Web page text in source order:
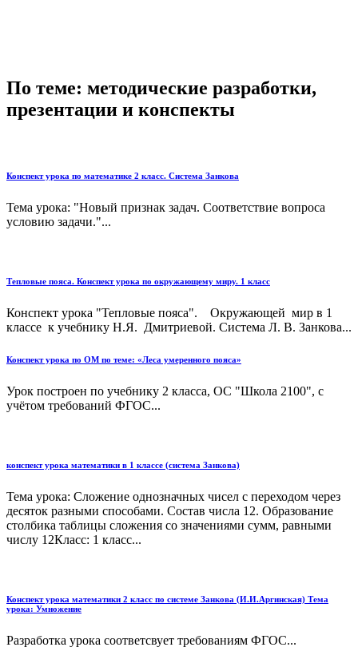
По теме: методические разработки,
презентации и конспекты
Конспект урока по математике 2 класс. Система Занкова
Тема урока: "Новый признак задач. Соответствие вопроса
условию задачи."...
Тепловые пояса. Конспект урока по окружающему миру. 1 класс
Конспект урока "Тепловые пояса". Окружающей мир в 1
классе к учебнику Н.Я. Дмитриевой. Система Л. В. Занкова...
Конспект урока по ОМ по теме: «Леса умеренного пояса»
Урок построен по учебнику 2 класса, ОС "Школа 2100", с
учётом требований ФГОС...
конспект урока математики в 1 классе (система Занкова)
Тема урока: Сложение однозначных чисел с переходом через
десяток разными способами. Состав числа 12. Образование
столбика таблицы сложения со значениями сумм, равными
числу 12Класс: 1 класс...
Конспект урока математики 2 класс по системе Занкова (И.И.Аргинская) Тема
урока: Умножение
Разработка урока соответсвует требованиям ФГОС...